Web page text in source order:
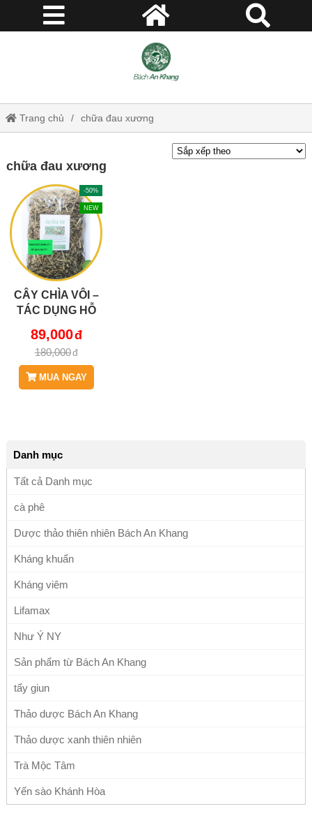
Trang chủ chữa đau xương
chữa đau xương
-50%
NEW
CÂY CHÌA VÔI –
TÁC DỤNG HỖ
THOÁT VỊ ĐĨA
ĐỆM, THOÁI
HÓA CỘT SỐNG
JD187
89,000
180,000
MUA NGAY
Danh mục
Tất cả Danh mục
cà phê
Dược thảo thiên nhiên Bách An Khang
Kháng khuẩn
Kháng viêm
Lifamax
Như Ý NY
Sản phẩm từ Bách An Khang
tẩy giun
Thảo dược Bách An Khang
Thảo dược xanh thiên nhiên
Trà Mộc Tâm
Yến sào Khánh Hòa